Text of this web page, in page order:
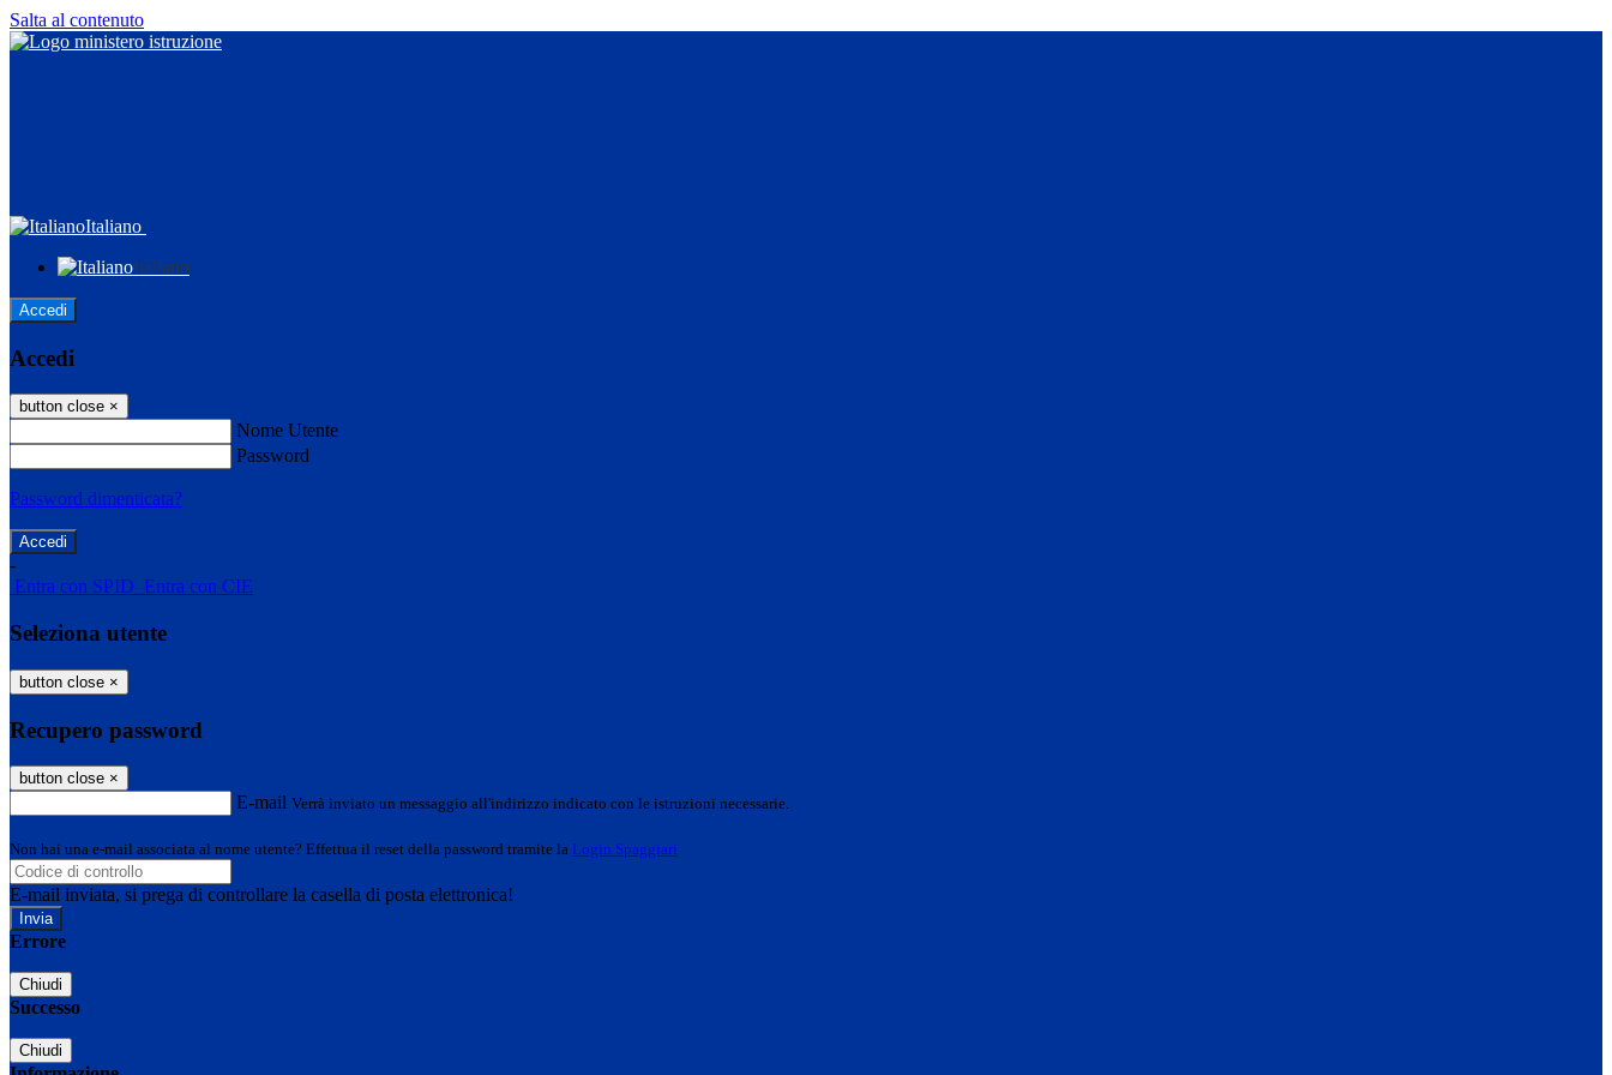
Salta al contenuto
Italiano
Italiano
Accedi
Accedi
button close ×
Nome Utente
Password
Password dimenticata?
-
Entra con SPID Entra con CIE
Seleziona utente
button close ×
Recupero password
button close ×
E-mail Verrà inviato un messaggio all'indirizzo indicato con le istruzioni necessarie.
Non hai una e-mail associata al nome utente? Effettua il reset della password tramite la Login Spaggiari
E-mail inviata, si prega di controllare la casella di posta elettronica!
Errore
Chiudi
Successo
Chiudi